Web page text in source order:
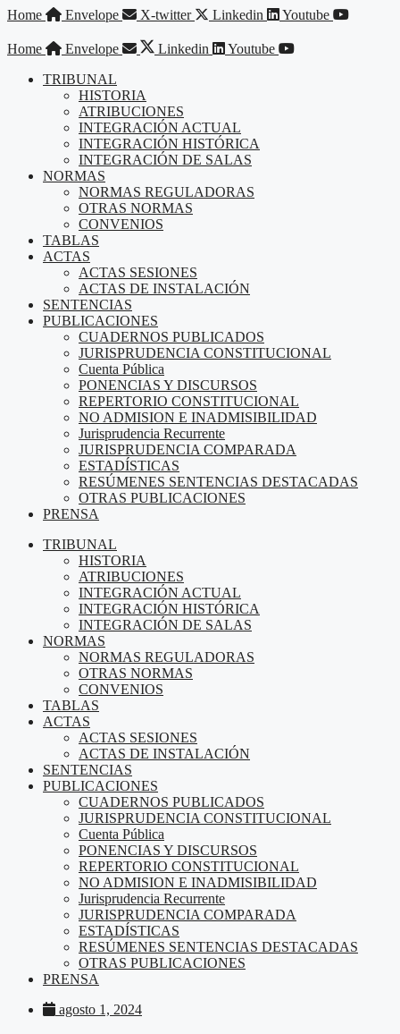
Saltar
contenido
Home Envelope X-twitter Linkedin Youtube
Home Envelope Linkedin
Youtube
TRIBUNAL
HISTORIA
ATRIBUCIONES
INTEGRACIÓN ACTUAL
INTEGRACIÓN HISTÓRICA
INTEGRACIÓN DE SALAS
NORMAS
NORMAS REGULADORAS
OTRAS NORMAS
CONVENIOS
TABLAS
ACTAS
ACTAS SESIONES
ACTAS DE INSTALACIÓN
SENTENCIAS
PUBLICACIONES
CUADERNOS PUBLICADOS
JURISPRUDENCIA CONSTITUCIONAL
Cuenta Pública
PONENCIAS Y DISCURSOS
REPERTORIO CONSTITUCIONAL
NO ADMISION E INADMISIBILIDAD
Jurisprudencia Recurrente
JURISPRUDENCIA COMPARADA
ESTADÍSTICAS
RESÚMENES SENTENCIAS DESTACADAS
OTRAS PUBLICACIONES
PRENSA
TRIBUNAL
HISTORIA
ATRIBUCIONES
INTEGRACIÓN ACTUAL
INTEGRACIÓN HISTÓRICA
INTEGRACIÓN DE SALAS
NORMAS
NORMAS REGULADORAS
OTRAS NORMAS
CONVENIOS
TABLAS
ACTAS
ACTAS SESIONES
ACTAS DE INSTALACIÓN
SENTENCIAS
PUBLICACIONES
CUADERNOS PUBLICADOS
JURISPRUDENCIA CONSTITUCIONAL
Cuenta Pública
PONENCIAS Y DISCURSOS
REPERTORIO CONSTITUCIONAL
NO ADMISION E INADMISIBILIDAD
Jurisprudencia Recurrente
JURISPRUDENCIA COMPARADA
ESTADÍSTICAS
RESÚMENES SENTENCIAS DESTACADAS
OTRAS PUBLICACIONES
PRENSA
agosto 1, 2024